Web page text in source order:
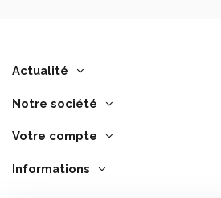
Actualité
Notre société
Votre compte
Informations